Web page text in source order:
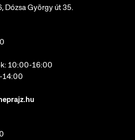
Dózsa György út 35.
10:00-16:00
14:00